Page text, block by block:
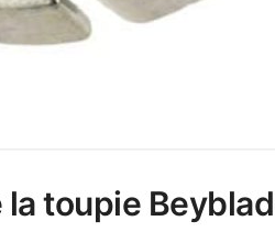
toupie